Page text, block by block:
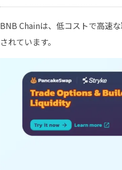
BNB Chainは、低コストで高速
されています。